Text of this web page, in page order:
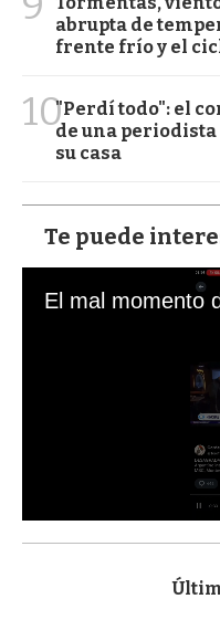
abrupta de
frente frío y el
10"Perdí todo": el
de una
su casa
Te puede
s